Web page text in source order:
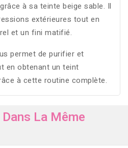
à sa teinte beige sable. Il
extérieures tout en
et un fini matifié.
permet de purifier et
en obtenant un teint
à cette routine complète.
La Même